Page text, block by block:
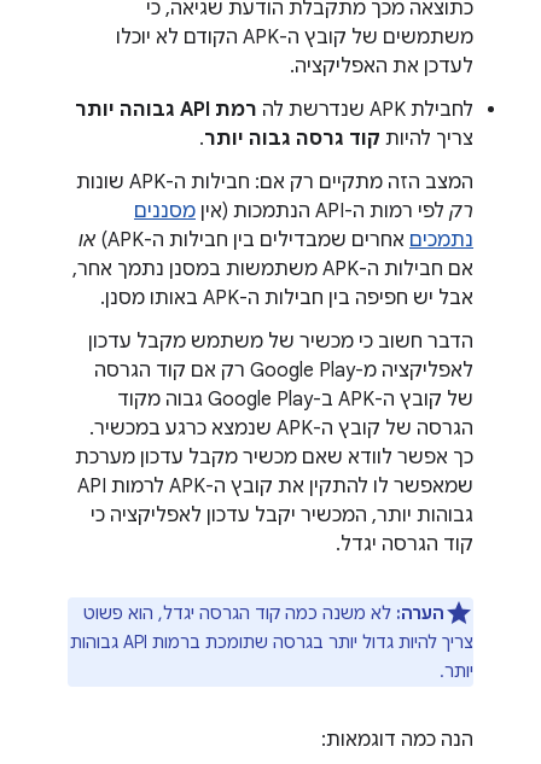
כתוצאה מכך מתקבלת הודעת שגיאה, כי
משתמשים של קובץ ה-APK הקודם לא יוכלו
לעדכן את האפליקציה.
לחבילת APK שנדרשת לה
רמת API גבוהה יותר
צריך להיות קוד גרסה גבוה יותר.
המצב הזה מתקיים רק אם: חבילות ה-APK שונות
רק לפי רמות ה-API הנתמכות (אין
מסננים
נתמכים אחרים שמבדילים בין חבילות ה-APK)
או
אם חבילות ה-APK משתמשות במסנן נתמך אחר,
אבל יש חפיפה בין חבילות ה-APK באותו מסנן.
הדבר חשוב כי מכשיר של משתמש מקבל עדכון
לאפליקציה מ-Google Play רק אם קוד הגרסה
של קובץ ה-APK ב-Google Play גבוה מקוד
הגרסה של קובץ ה-APK שנמצא כרגע במכשיר.
כך אפשר לוודא שאם מכשיר מקבל עדכון מערכת
שמאפשר לו להתקין את קובץ ה-APK לרמות API
גבוהות יותר, המכשיר יקבל עדכון לאפליקציה כי
קוד הגרסה יגדל.
הערה: לא משנה כמה קוד הגרסה יגדל, הוא פשוט
צריך להיות גדול יותר בגרסה שתומכת ברמות API גבוהות
יותר.
הנה כמה דוגמאות: